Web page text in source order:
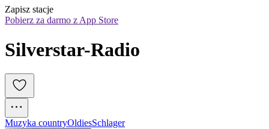
Zapisz stacje
Pobierz za darmo z App Store
Silverstar-Radio
Muzyka countryOldiesSchlager